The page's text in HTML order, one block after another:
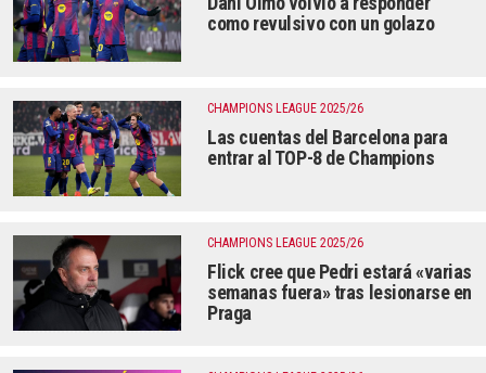
como revulsivo con un golazo
CHAMPIONS LEAGUE 2025/26
Las cuentas del Barcelona para
entrar al TOP-8 de Champions
CHAMPIONS LEAGUE 2025/26
Flick cree que Pedri estará «varias
semanas fuera» tras lesionarse en
Praga